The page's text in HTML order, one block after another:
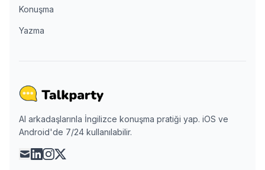
Konuşma
Yazma
AI arkadaşlarınla İngilizce konuşma pratiği yap. iOS ve
Android'de 7/24 kullanılabilir.
maillinkedin
instagram
x